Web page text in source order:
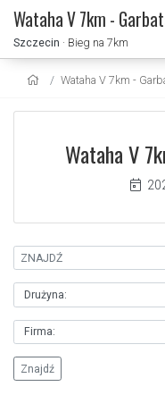
Wataha V 7km -
Szczecin · Bieg na 7km
Wataha V 7km -
Wataha V